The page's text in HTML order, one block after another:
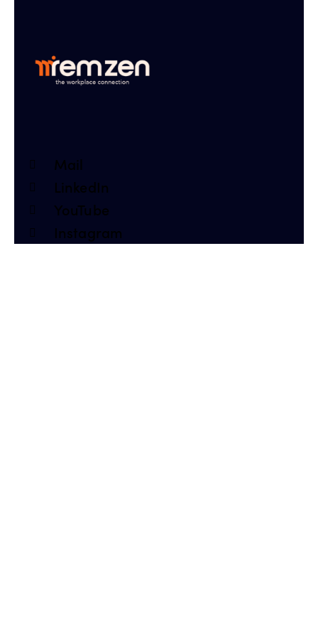
Mail
LinkedIn
YouTube
Instagram